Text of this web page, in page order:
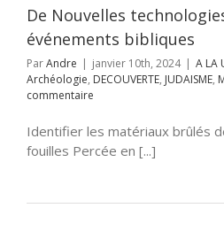
De Nouvelles
événements bibliques
ParAndre | janvier 10th, 2024 | A LA
Archéologie, DECOUVERTE, JUDAISME,
commentaire
Identifier les matériaux brûlés
fouilles Percée en [...]